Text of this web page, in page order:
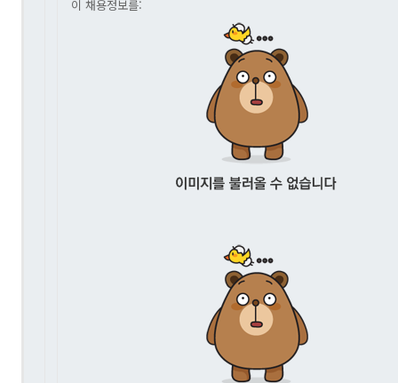
이 채용정보를: